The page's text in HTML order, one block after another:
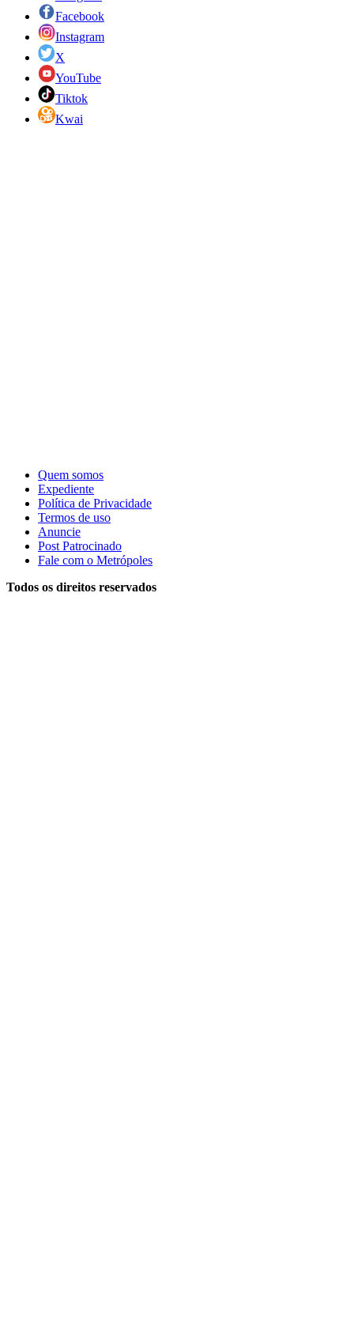
Facebook
Instagram
X
YouTube
Tiktok
Kwai
Quem somos
Expediente
Política de Privacidade
Termos de uso
Anuncie
Post Patrocinado
Fale com o Metrópoles
Todos os direitos reservados